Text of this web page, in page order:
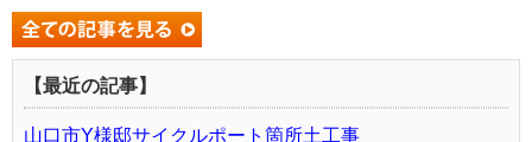
【最近の記事】
山口市Y様邸サイクルポート箇所土工事